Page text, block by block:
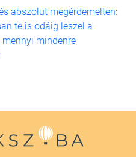
abszolút megérdemelten:
te is odáig leszel a
mindenre